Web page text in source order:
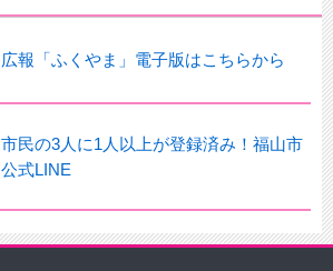
広報「ふくやま」電子版はこちらから
市民の3人に1人以上が登録済み！福山市
公式LINE